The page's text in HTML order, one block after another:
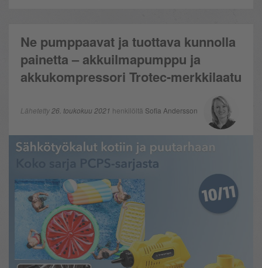
Ne pumppaavat ja tuottava kunnolla
painetta – akkuilmapumppu ja
akkukompressori Trotec-merkkilaatu
Lähetetty26. toukokuu 2021 henkilöltä Sofia Andersson